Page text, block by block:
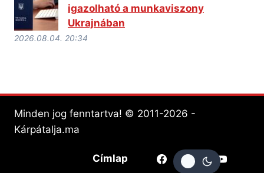
igazolható a munkaviszony
Ukrajnában
2026.08.04. 20:34
Minden jog fenntartva! © 2011-2026 -
Kárpátalja.ma
Címlap